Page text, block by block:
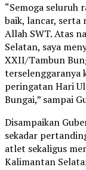
“Semoga seluruh
baik, lancar,
Allah SWT. Atas
Selatan, saya
XXII/Tambun
terselenggaranya
peringatan Hari
Bungai,” sampai
Disampaikan
sekadar
atlet sekaligus
Kalimantan